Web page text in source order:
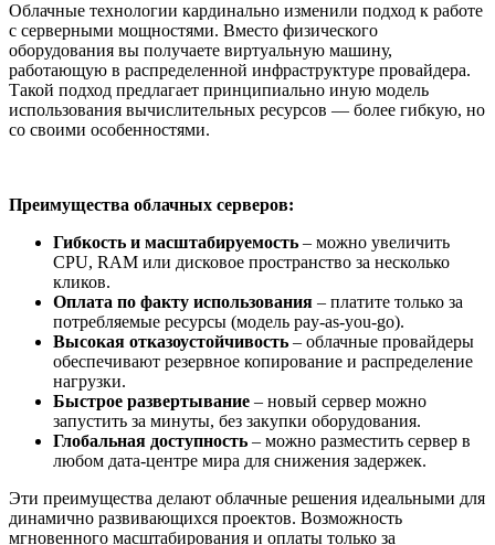
Облачные технологии кардинально изменили подход к работе
с серверными мощностями. Вместо физического
оборудования вы получаете виртуальную машину,
работающую в распределенной инфраструктуре провайдера.
Такой подход предлагает принципиально иную модель
использования вычислительных ресурсов — более гибкую, но
со своими особенностями.
Преимущества облачных серверов:
Гибкость и масштабируемость – можно увеличить
CPU, RAM или дисковое пространство за несколько
кликов.
Оплата по факту использования – платите только за
потребляемые ресурсы (модель pay-as-you-go).
Высокая отказоустойчивость – облачные провайдеры
обеспечивают резервное копирование и распределение
нагрузки.
Быстрое развертывание – новый сервер можно
запустить за минуты, без закупки оборудования.
Глобальная доступность – можно разместить сервер в
любом дата-центре мира для снижения задержек.
Эти преимущества делают облачные решения идеальными для
динамично развивающихся проектов. Возможность
мгновенного масштабирования и оплаты только за